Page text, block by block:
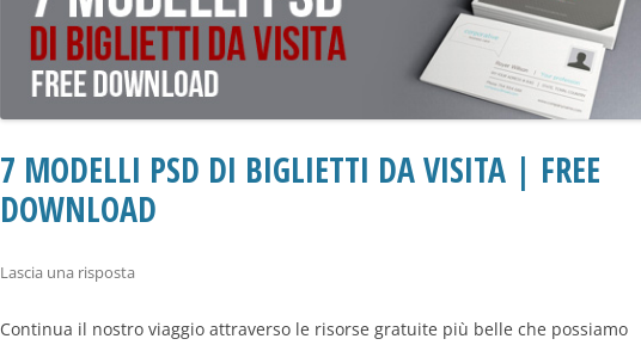
7 MODELLI PSD DI BIGLIETTI DA VISITA | FREE
DOWNLOAD
Lascia una risposta
Continua il nostro viaggio attraverso le risorse gratuite più belle che possiamo